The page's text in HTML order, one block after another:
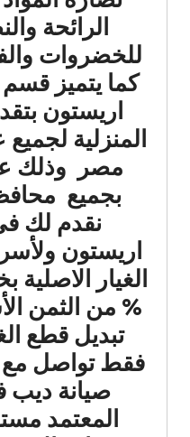
الرائحة
للخضروات
كما يتميز
اريستون
المنزلية
مصر وذلك
بجميع
نقدم لك
اريستون
% من الثمن
تبديل قطع
فقط تواصل مع
صيانة ديب
المعتمد